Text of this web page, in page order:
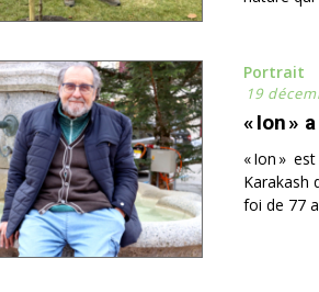
Portrait
19
« Ion »
« Ion »
Karakash
foi de 77